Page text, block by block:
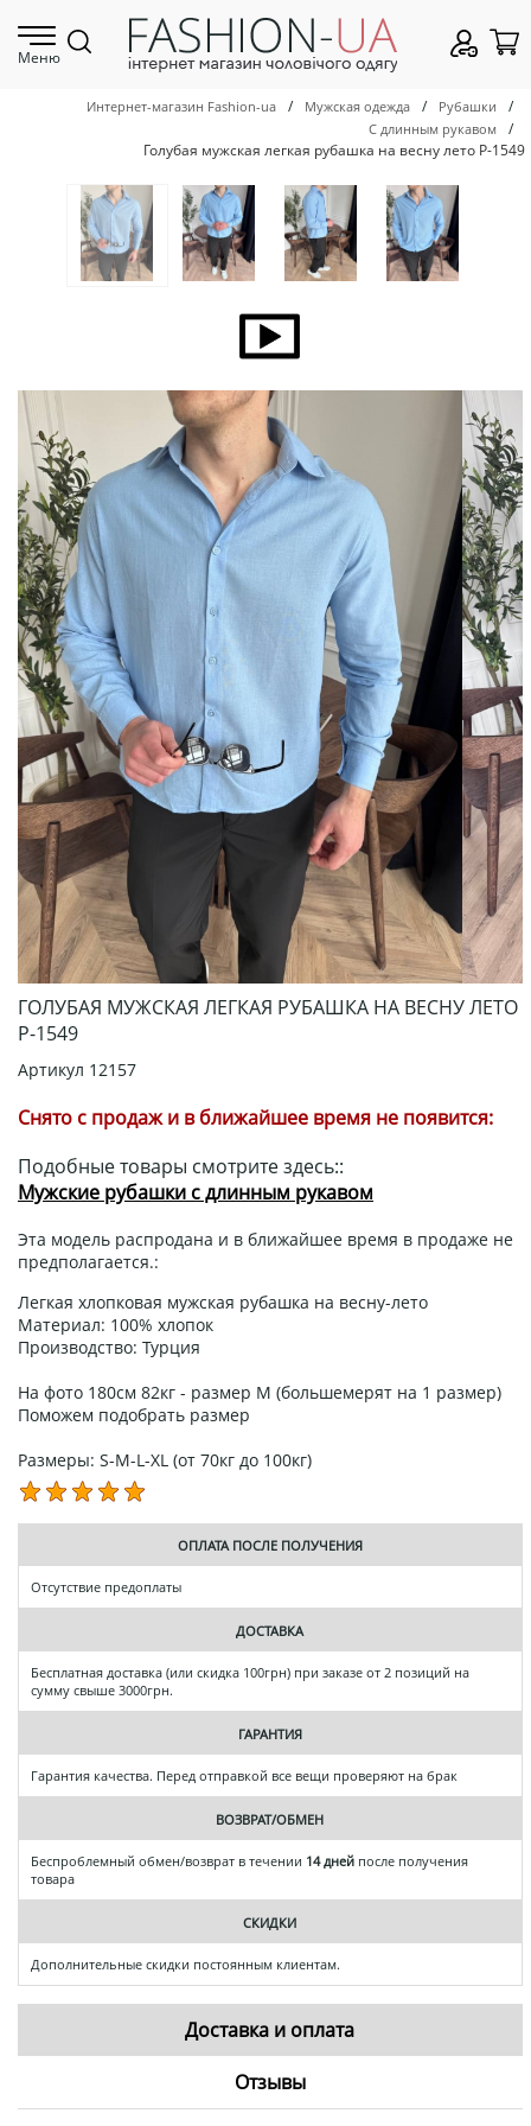
Меню
Интернет-магазин Fashion-ua / Мужская одежда / Рубашки /
С длинным рукавом
/
Голубая мужская легкая рубашка на весну лето Р-1549
ГОЛУБАЯ МУЖСКАЯ ЛЕГКАЯ РУБАШКА НА ВЕСНУ ЛЕТО
Р-1549
Артикул 12157
Снято с продаж и в ближайшее время не появится:
Подобные товары смотрите здесь::
Мужские рубашки с длинным рукавом
Эта модель распродана и в ближайшее время в продаже не
предполагается.:
Легкая хлопковая мужская рубашка на весну-лето
Материал: 100% хлопок
Производство: Турция
На фото 180см 82кг - размер М (большемерят на 1 размер)
Поможем подобрать размер
Размеры: S-M-L-XL (от 70кг до 100кг)
ОПЛАТА ПОСЛЕ ПОЛУЧЕНИЯ
Отсутствие предоплаты
ДОСТАВКА
Бесплатная доставка (или скидка 100грн) при заказе от 2 позиций на
сумму свыше 3000грн.
ГАРАНТИЯ
Гарантия качества. Перед отправкой все вещи проверяют на брак
ВОЗВРАТ/ОБМЕН
Беспроблемный обмен/возврат в течении 14 дней после получения
товара
СКИДКИ
Дополнительные скидки постоянным клиентам.
Доставка и оплата
Отзывы